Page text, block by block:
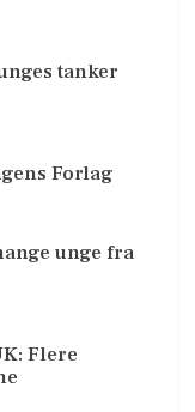
tanker
Forlag
unge fra
Flere